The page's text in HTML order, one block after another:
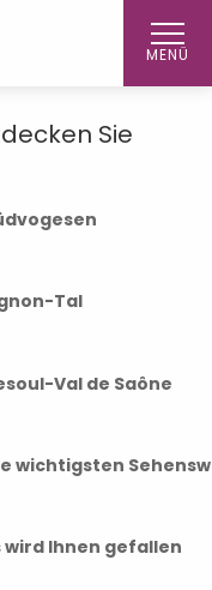
MENÜ
Sie
Tal
Val de Saône
wichtigsten
wird Ihnen gefallen
E
Besuchen
festliche
wesentlicher
Saône. Ob
sportliche,
ist voll von